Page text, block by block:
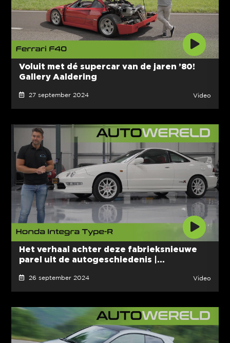
Voluit met dé supercar van de jaren ’80!
Gallery Aaldering
27 september 2024 Video
Het verhaal achter deze fabrieksnieuwe
parel uit de autogeschiedenis |...
26 september 2024 Video